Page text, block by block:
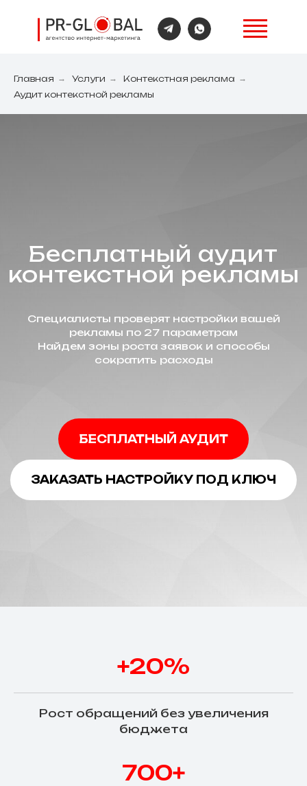
Главная → Услуги → Контекстная реклама →
Аудит контекстной рекламы
Бесплатный аудит
контекстной рекламы
Специалисты проверят настройки вашей
рекламы по 27 параметрам
Найдем зоны роста заявок и способы
сократить расходы
БЕСПЛАТНЫЙ АУДИТ
ЗАКАЗАТЬ НАСТРОЙКУ ПОД КЛЮЧ
+20%
Рост обращений без увеличения
бюджета
700+